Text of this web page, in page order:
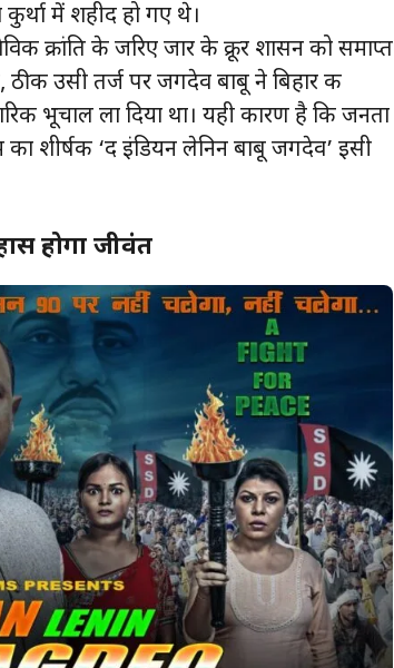
में शहीद हो गए थे।
क्रांति के जरिए जार के क्रूर शासन को समाप्त
उसी तर्ज पर जगदेव बाबू ने बिहार की
भूचाल ला दिया था। यही कारण है कि जनता
का शीर्षक ‘द इंडियन लेनिन बाबू जगदेव’ इसी
होगा जीवंत